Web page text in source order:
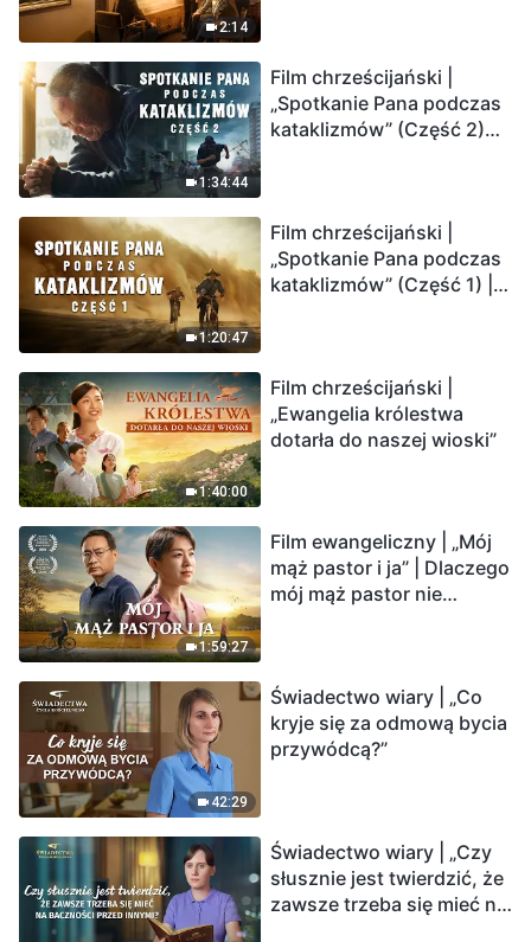
2:14
1:34:44
Film chrześcijański |
„Spotkanie Pana podczas
kataklizmów” (Część 2)
Ludzkość weszła w
odliczanie. Czy znalazłeś
już drogę ocalenia?
1:20:47
Film chrześcijański |
„Spotkanie Pana podczas
kataklizmów” (Część 1) |
1:40:00
Film chrześcijański |
„Ewangelia królestwa
dotarła do naszej wioski”
1:59:27
Film ewangeliczny | „Mój
mąż pastor i ja” | Dlaczego
mój mąż pastor nie
42:29
Świadectwo wiary | „Co
kryje się za odmową bycia
przywódcą?”
Świadectwo wiary | „Czy
słusznie jest twierdzić, że
zawsze trzeba się mieć na